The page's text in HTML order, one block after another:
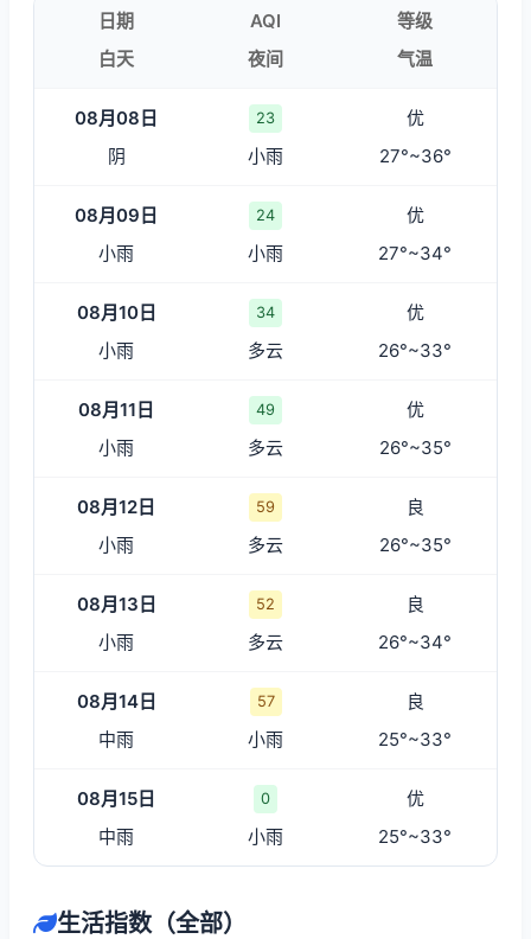
日期 AQI
等级
白天
夜间 气温
08月08日 23
优
阴
小雨 27°~36°
08月09日 24
优
小雨
小雨 27°~34°
08月10日 34
优
小雨
多云 26°~33°
08月11日 49
优
小雨
多云 26°~35°
08月12日 59
良
小雨
多云 26°~35°
08月13日 52
良
小雨
多云 26°~34°
08月14日 57
良
中雨
小雨 25°~33°
08月15日 0
优
中雨
小雨 25°~33°
生活指数（全部）